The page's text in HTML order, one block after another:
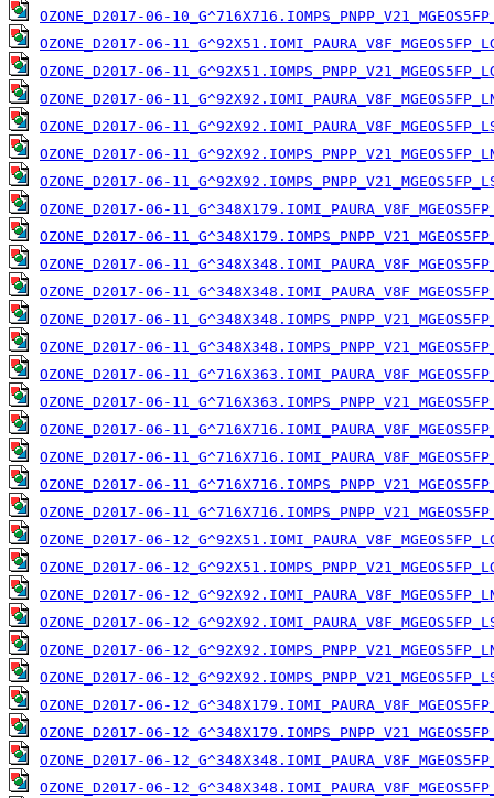
OZONE_D2017-06-
OZONE_D2017-06-
OZONE_D2017-06-
OZONE_D2017-06-
OZONE_D2017-06-
OZONE_D2017-06-
OZONE_D2017-06-
OZONE_D2017-06-
OZONE_D2017-06-
OZONE_D2017-06-
OZONE_D2017-06-
OZONE_D2017-06-
OZONE_D2017-06-
OZONE_D2017-06-
OZONE_D2017-06-
OZONE_D2017-06-
OZONE_D2017-06-
OZONE_D2017-06-
OZONE_D2017-06-
OZONE_D2017-06-
OZONE_D2017-06-
OZONE_D2017-06-
OZONE_D2017-06-
OZONE_D2017-06-
OZONE_D2017-06-
OZONE_D2017-06-
OZONE_D2017-06-
OZONE_D2017-06-
OZONE_D2017-06-